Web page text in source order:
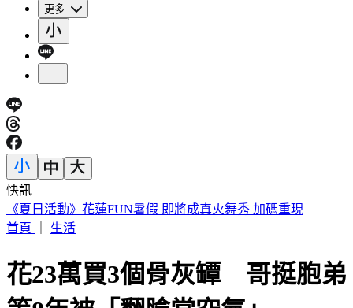
更多
快訊
188萬《龍藏經》賣掉了！大戶不甩7折 店員爆「付現買原
價」
花23萬買3個骨灰罈 哥挺胞弟